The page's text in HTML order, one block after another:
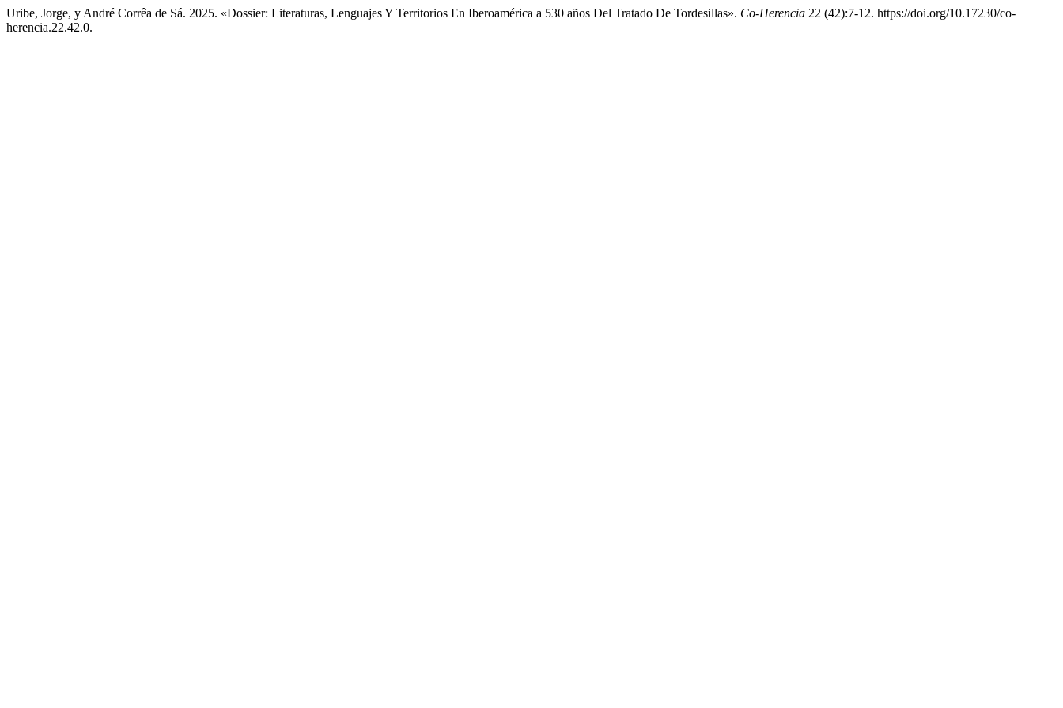
Uribe, Jorge, y André Corrêa de Sá. 2025. «Dossier: Literaturas, Lenguajes Y Territorios En Iberoamérica a 530 años Del Tratado De Tordesillas». Co-Herencia 22 (42):7-12. https://doi.org/10.17230/co-
herencia.22.42.0.